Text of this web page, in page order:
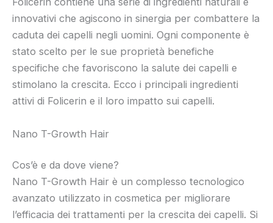
innovativi che agiscono in sinergia per combattere la
caduta dei capelli negli uomini. Ogni componente è
stato scelto per le sue proprietà benefiche
specifiche che favoriscono la salute dei capelli e
stimolano la crescita. Ecco i principali ingredienti
attivi di Folicerin e il loro impatto sui capelli.
Nano T-Growth Hair
Cos’è e da dove viene?
Nano T-Growth Hair è un complesso tecnologico
avanzato utilizzato in cosmetica per migliorare
l’efficacia dei trattamenti per la crescita dei capelli. Si